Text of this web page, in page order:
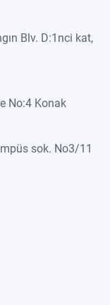
Blv. D:1nci kat,
No:4 Konak
sok. No3/11